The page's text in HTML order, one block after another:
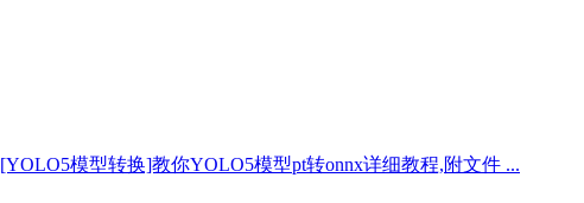
[YOLO5模型转换]教你YOLO5模型pt转onnx详细教程,附文件 ...